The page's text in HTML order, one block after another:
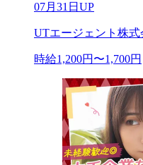
07月31日UP
UTエージェント株
時給1,200円〜1,700円